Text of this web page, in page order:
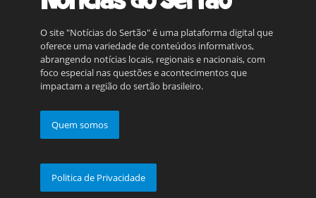
O site "Notícias do Sertão" é uma plataforma digital que
oferece uma variedade de conteúdos informativos,
abrangendo notícias locais, regionais e nacionais, com
foco especial nas questões e acontecimentos que
impactam a região do sertão brasileiro.
Quem somos
Politica de Privacidade